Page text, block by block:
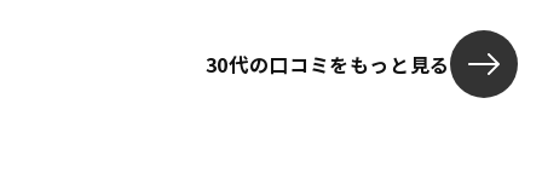
30代の口コミをもっと見る